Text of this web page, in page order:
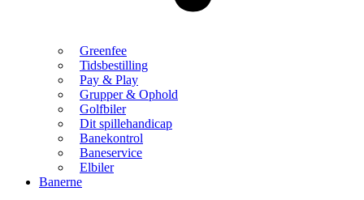
Greenfee
Tidsbestilling
Pay & Play
Grupper & Ophold
Golfbiler
Dit spillehandicap
Banekontrol
Baneservice
Elbiler
Banerne